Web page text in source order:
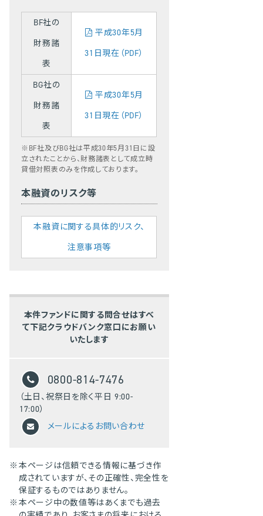
BF社の
財務諸
表
平成30年5月
31日現在（PDF）
BG社の
財務諸
表
平成30年5月
31日現在（PDF）
※BF社及びBG社は平成30年5月31日に設
立されたことから、財務諸表として成立時
貸借対照表のみを作成しております。
本融資のリスク等
本融資に関する具体的リスク、
注意事項等
本件ファンドに関する問合せはすべ
て下記クラウドバンク窓口にお願い
いたします
0800-814-7476
（土日、祝祭日を除く平日 9:00-
17:00）
メールによるお問い合わせ
※ 本ページは信頼できる情報に基づき作
成されていますが、その正確性、完全性を
保証するものではありません。
※ 本ページ中の数値等はあくまでも過去